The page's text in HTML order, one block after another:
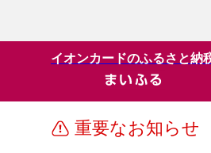
イオンカードのふるさと納
重要なお知らせ